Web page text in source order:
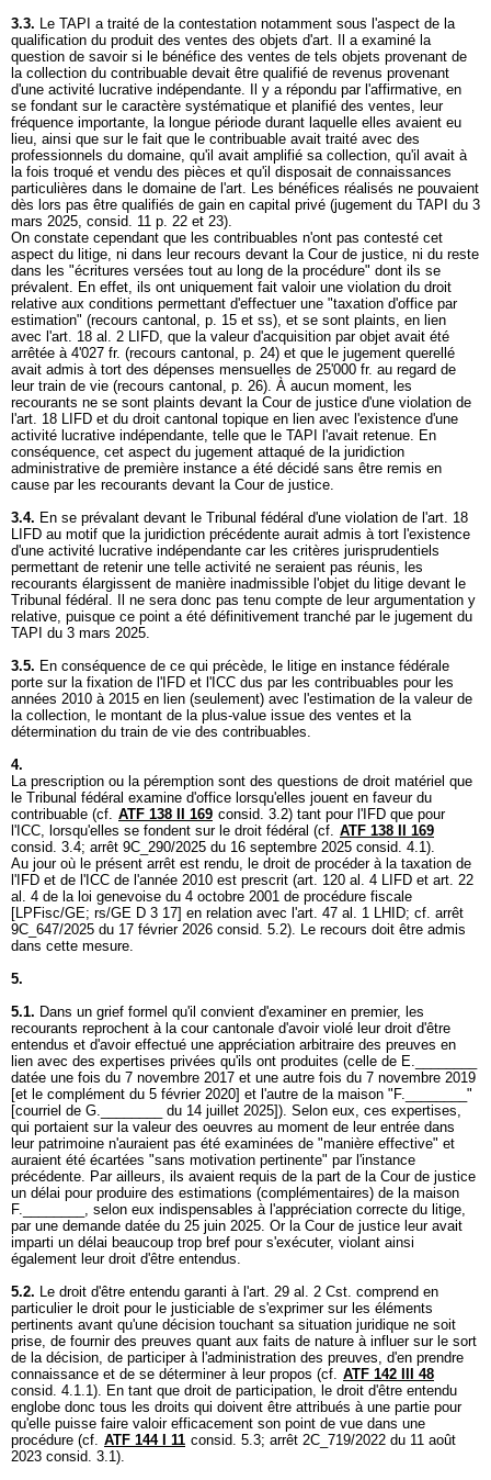
3.3. Le TAPI a traité de la contestation notamment sous l'aspect de la
qualification du produit des ventes des objets d'art. Il a examiné la
question de savoir si le bénéfice des ventes de tels objets provenant de
la collection du contribuable devait être qualifié de revenus provenant
d'une activité lucrative indépendante. Il y a répondu par l'affirmative, en
se fondant sur le caractère systématique et planifié des ventes, leur
fréquence importante, la longue période durant laquelle elles avaient eu
lieu, ainsi que sur le fait que le contribuable avait traité avec des
professionnels du domaine, qu'il avait amplifié sa collection, qu'il avait à
la fois troqué et vendu des pièces et qu'il disposait de connaissances
particulières dans le domaine de l'art. Les bénéfices réalisés ne pouvaient
dès lors pas être qualifiés de gain en capital privé (jugement du TAPI du 3
mars 2025, consid. 11 p. 22 et 23).
On constate cependant que les contribuables n'ont pas contesté cet
aspect du litige, ni dans leur recours devant la Cour de justice, ni du reste
dans les "écritures versées tout au long de la procédure" dont ils se
prévalent. En effet, ils ont uniquement fait valoir une violation du droit
relative aux conditions permettant d'effectuer une "taxation d'office par
estimation" (recours cantonal, p. 15 et ss), et se sont plaints, en lien
avec l'art. 18 al. 2 LIFD, que la valeur d'acquisition par objet avait été
arrêtée à 4'027 fr. (recours cantonal, p. 24) et que le jugement querellé
avait admis à tort des dépenses mensuelles de 25'000 fr. au regard de
leur train de vie (recours cantonal, p. 26). À aucun moment, les
recourants ne se sont plaints devant la Cour de justice d'une violation de
l'art. 18 LIFD et du droit cantonal topique en lien avec l'existence d'une
activité lucrative indépendante, telle que le TAPI l'avait retenue. En
conséquence, cet aspect du jugement attaqué de la juridiction
administrative de première instance a été décidé sans être remis en
cause par les recourants devant la Cour de justice.
3.4. En se prévalant devant le Tribunal fédéral d'une violation de l'art. 18
LIFD au motif que la juridiction précédente aurait admis à tort l'existence
d'une activité lucrative indépendante car les critères jurisprudentiels
permettant de retenir une telle activité ne seraient pas réunis, les
recourants élargissent de manière inadmissible l'objet du litige devant le
Tribunal fédéral. Il ne sera donc pas tenu compte de leur argumentation y
relative, puisque ce point a été définitivement tranché par le jugement du
TAPI du 3 mars 2025.
3.5. En conséquence de ce qui précède, le litige en instance fédérale
porte sur la fixation de l'IFD et l'ICC dus par les contribuables pour les
années 2010 à 2015 en lien (seulement) avec l'estimation de la valeur de
la collection, le montant de la plus-value issue des ventes et la
détermination du train de vie des contribuables.
4.
La prescription ou la péremption sont des questions de droit matériel que
le Tribunal fédéral examine d'office lorsqu'elles jouent en faveur du
contribuable (cf. ATF 138 II 169 consid. 3.2) tant pour l'IFD que pour
l'ICC, lorsqu'elles se fondent sur le droit fédéral (cf. ATF 138 II 169
consid. 3.4; arrêt 9C_290/2025 du 16 septembre 2025 consid. 4.1).
Au jour où le présent arrêt est rendu, le droit de procéder à la taxation de
l'IFD et de l'ICC de l'année 2010 est prescrit (art. 120 al. 4 LIFD et art. 22
al. 4 de la loi genevoise du 4 octobre 2001 de procédure fiscale
[LPFisc/GE; rs/GE D 3 17] en relation avec l'art. 47 al. 1 LHID; cf. arrêt
9C_647/2025 du 17 février 2026 consid. 5.2). Le recours doit être admis
dans cette mesure.
5.
5.1. Dans un grief formel qu'il convient d'examiner en premier, les
recourants reprochent à la cour cantonale d'avoir violé leur droit d'être
entendus et d'avoir effectué une appréciation arbitraire des preuves en
lien avec des expertises privées qu'ils ont produites (celle de E.________
datée une fois du 7 novembre 2017 et une autre fois du 7 novembre 2019
[et le complément du 5 février 2020] et l'autre de la maison "F.________"
[courriel de G.________ du 14 juillet 2025]). Selon eux, ces expertises,
qui portaient sur la valeur des oeuvres au moment de leur entrée dans
leur patrimoine n'auraient pas été examinées de "manière effective" et
auraient été écartées "sans motivation pertinente" par l'instance
précédente. Par ailleurs, ils avaient requis de la part de la Cour de justice
un délai pour produire des estimations (complémentaires) de la maison
F.________, selon eux indispensables à l'appréciation correcte du litige,
par une demande datée du 25 juin 2025. Or la Cour de justice leur avait
imparti un délai beaucoup trop bref pour s'exécuter, violant ainsi
également leur droit d'être entendus.
5.2. Le droit d'être entendu garanti à l'art. 29 al. 2 Cst. comprend en
particulier le droit pour le justiciable de s'exprimer sur les éléments
pertinents avant qu'une décision touchant sa situation juridique ne soit
prise, de fournir des preuves quant aux faits de nature à influer sur le sort
de la décision, de participer à l'administration des preuves, d'en prendre
connaissance et de se déterminer à leur propos (cf. ATF 142 III 48
consid. 4.1.1). En tant que droit de participation, le droit d'être entendu
englobe donc tous les droits qui doivent être attribués à une partie pour
qu'elle puisse faire valoir efficacement son point de vue dans une
procédure (cf. ATF 144 I 11 consid. 5.3; arrêt 2C_719/2022 du 11 août
2023 consid. 3.1).